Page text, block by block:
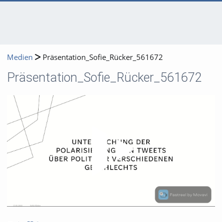
Medien Präsentation_Sofie_Rücker_561672
Präsentation_Sofie_Rücker_561672